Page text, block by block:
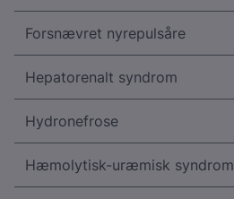
Forsnævret nyrepulsåre
Hepatorenalt syndrom
Hydronefrose
Hæmolytisk-uræmisk syndrom